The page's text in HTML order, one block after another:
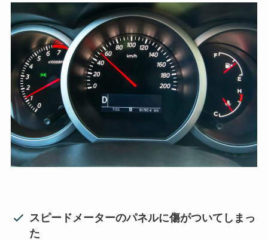
スピードメーターのパネルに傷がついてしまっ
た